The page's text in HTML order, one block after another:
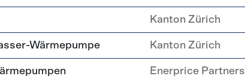
Kanton Zürich
Wärmepumpe Kanton Zürich
Enerprice